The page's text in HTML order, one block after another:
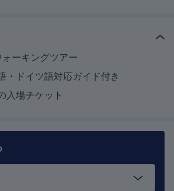
ーキングツアー
・ドイツ語対応ガイド付き
入場チケット